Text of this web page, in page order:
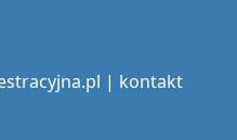
| kontakt